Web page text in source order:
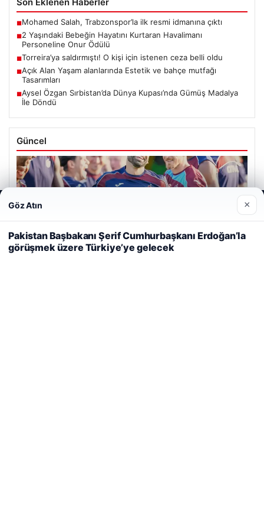
■Mohamed Salah, Trabzonspor’la ilk resmi idmanına çıktı
■2 Yaşındaki Bebeğin Hayatını Kurtaran Havalimanı
Personeline Onur Ödülü
■Torreira’ya saldırmıştı! O kişi için istenen ceza belli oldu
■Açık Alan Yaşam alanlarında Estetik ve bahçe mutfağı
Tasarımları
■Aysel Özgan Sırbistan’da Dünya Kupası’nda Gümüş Madalya
İle Döndü
Güncel
Web sitemizi nasıl kullandığınızı daha iyi anlayabilmek,
deneyiminizi kişiselleştirmek ve geliştirmek amacıyla çerezler
kullanıyoruz.
Çerez Politikamız
Reddet Kabul Et
Göz Atın ×
Pakistan Başbakanı Şerif Cumhurbaşkanı Erdoğan’la
görüşmek üzere Türkiye’ye gelecek